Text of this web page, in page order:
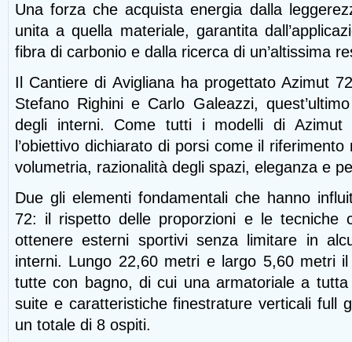
Una forza che acquista energia dalla
unita a quella materiale, garantita
fibra di carbonio e dalla ricerca di un’altissima
Il Cantiere di Avigliana ha progettato Azimut
Stefano Righini e Carlo Galeazzi,
degli interni. Come tutti i modelli di
l’obiettivo dichiarato di porsi come il
volumetria, razionalità degli spazi, eleganza e
Due gli elementi fondamentali che hanno
72: il rispetto delle proporzioni e le tecniche
ottenere esterni sportivi senza limitare in
interni. Lungo 22,60 metri e largo 5,60 metri
tutte con bagno, di cui una armatoriale a
suite e caratteristiche finestrature verticali full
un totale di 8 ospiti.